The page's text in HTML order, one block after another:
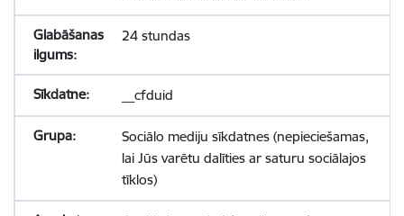
24 stundas
__cfduid
Sociālo mediju sīkdatnes (nepieciešamas,
lai Jūs varētu dalīties ar saturu sociālajos
tīklos)